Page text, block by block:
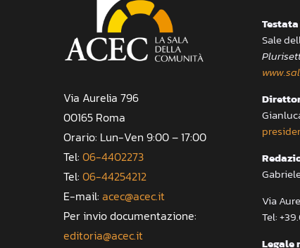
Via Aurelia 796
00165 Roma
Orario: Lun-Ven 9:00 – 17:00
Tel: 06-4402273
Tel: 06-44254212
E-mail: acec@acec.it
Per invio documentazione:
editoria@acec.it
Sale
Via
Tel:
Legale